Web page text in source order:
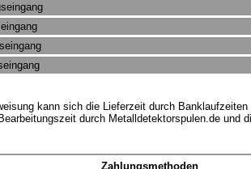
kann sich die Lieferzeit durch
durch Metalldetektorspulen.de und
Zahlungsmethoden